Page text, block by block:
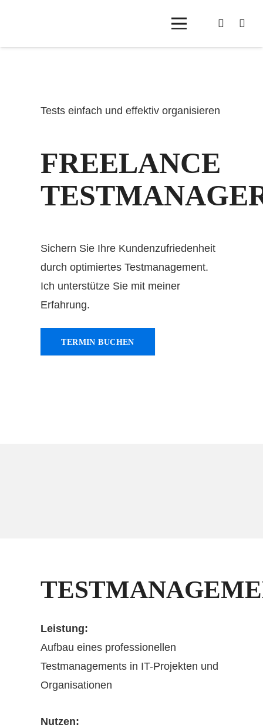
Tests einfach und effektiv organisieren
FREELANCE
Sichern Sie Ihre Kundenzufriedenheit
durch optimiertes Testmanagement.
Ich unterstütze Sie mit meiner
Erfahrung.
TERMIN BUCHEN
Leistung:
Aufbau eines professionellen
Testmanagements in IT-Projekten und
Organisationen
Nutzen: